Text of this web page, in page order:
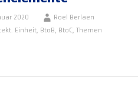
2020
Roel Berlaen
Einheit, BtoB, BtoC, Themen